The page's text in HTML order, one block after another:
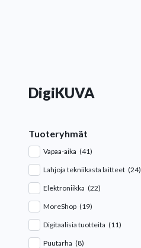
DigiKUVA
Tuoteryhmät
Vapaa-aika (41)
Lahjoja tekniikasta laitteet (24)
Elektroniikka (22)
MoreShop (19)
Digitaalisia tuotteita (11)
Puutarha (8)